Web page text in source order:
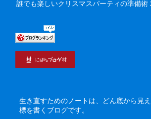
誰でも楽しいクリスマスパーティの準備術
生き直すためのノートは、どん底から見
標を書くブログです。